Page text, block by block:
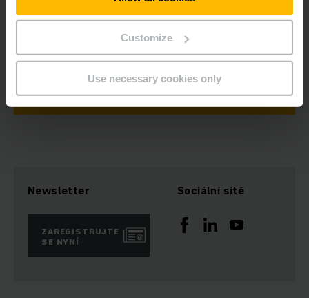
Customize
Use necessary cookies only
Důvěřujte našemu portfoliu úspěšně
implementovaných softwarových řešení.
Kontaktujte nás.
POTŘEBUJETE PORADIT? KONTAKTUJTE NÁS!
Newsletter
ZAREGISTRUJTE
SE NYNÍ
Sociální sítě